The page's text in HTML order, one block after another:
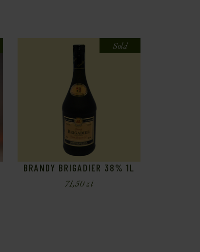
Sold
BRANDY BRIGADIER 38% 1L
71,50zł